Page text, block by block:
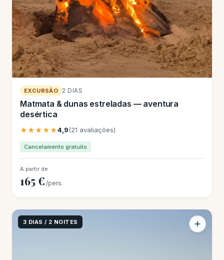
EXCURSÃO 2 DIAS
Matmata & dunas estreladas — aventura
desértica
★★★★★4,9(21 avaliações)
Cancelamento gratuito
A partir de
165 € /pers.
3 DIAS / 2 NOITES